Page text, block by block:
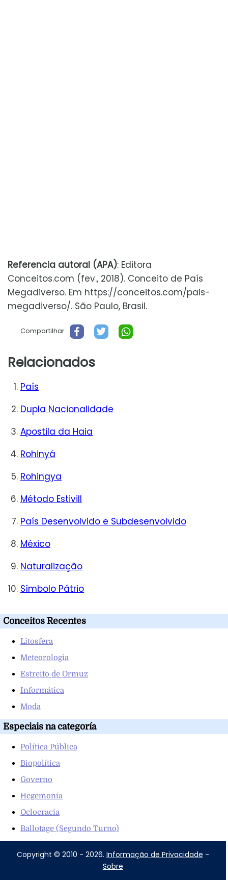
Referencia autoral (APA): Editora
Conceitos.com (fev., 2018). Conceito de País
Megadiverso. Em https://conceitos.com/pais-
megadiverso/. São Paulo, Brasil.
Compartilhar
Relacionados
País
Dupla Nacionalidade
Apostila da Haia
Rohinyá
Rohingya
Método Estivill
País Desenvolvido e Subdesenvolvido
México
Naturalização
Símbolo Pátrio
Conceitos Recentes
Litosfera
Meteorologia
Estreito de Ormuz
Informática
Moda
Especiais na categoría
Política Pública
Biopolítica
Governo
Hegemonia
Oclocracia
Ballotage (Segundo Turno)
Copyright © 2010 - 2026. Informação de Privacidade -
Sobre